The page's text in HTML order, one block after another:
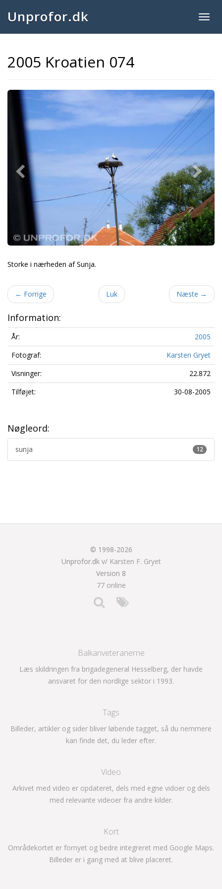
Unprofor.dk
2005 Kroatien 074
Previous Next
Storke i nærheden af Sunja.
← Forrige Luk Næste →
Information:
År:
2005
Fotograf:
Karsten Gryet
Visninger:
22.872
Tilføjet:
30-08-2005
Nøgleord:
12
sunja
© 1998-2026
Unprofor.dk v/ Karsten F. Gryet
Version 8
77 online
Balkanveteranerne
Læs skildringen fra brigadegeneral Hesselberg, der havde
ansvaret for den nordlige sektor i 1993.
Tags
Billeder, artikler og sider bliver løbende tagget, så du nemmere
kan finde det, du leder efter.
Video
Arkivet med video er opdateret, dels med egne vidoer og dels
med relevante videoer fra andre kilder.
Kort
Områdekortet er fornyet og bedre integreret med Google Maps.
Billeder er i gang med at blive placeret.